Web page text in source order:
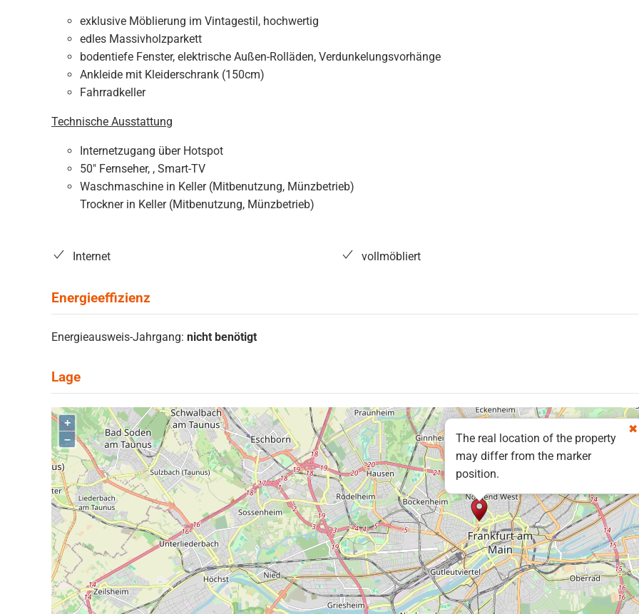
exklusive Möblierung im Vintagestil, hochwertig
edles Massivholzparkett
bodentiefe Fenster, elektrische Außen-Rolläden, Verdunkelungsvorhänge
Ankleide mit Kleiderschrank (150cm)
Fahrradkeller
Technische Ausstattung
Internetzugang über Hotspot
50" Fernseher, , Smart-TV
Waschmaschine in Keller (Mitbenutzung, Münzbetrieb)
Trockner in Keller (Mitbenutzung, Münzbetrieb)
Internet vollmöbliert
Energieausweis-Jahrgang: nicht benötigt
The real location of the property
may differ from the marker
position.
+
–